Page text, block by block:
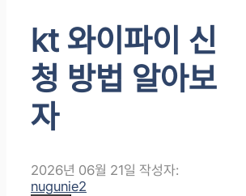
kt 와이파이 신
청 방법 알아보
자
2026년 06월 21일 작성자:
nugunie2